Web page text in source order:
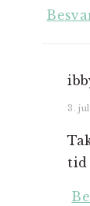
3.
tid